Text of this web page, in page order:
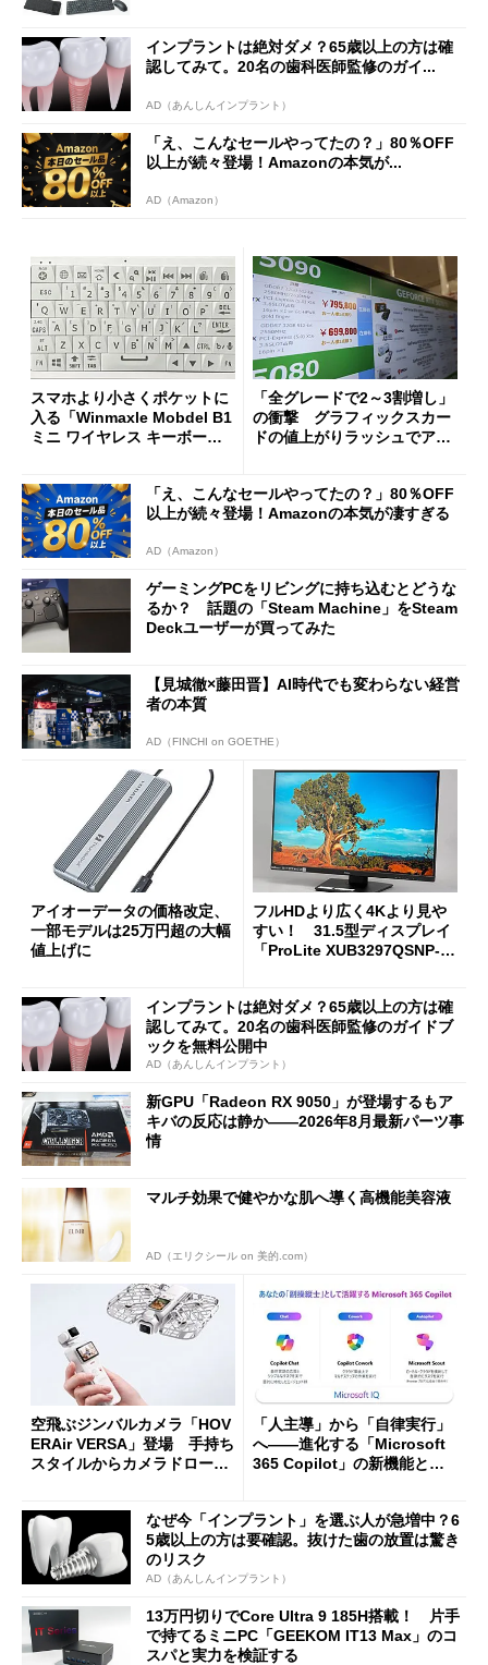
インプラントは絶対ダメ？65歳以上の方は確
認してみて。20名の歯科医師監修のガイ...
AD（あんしんインプラント）
「え、こんなセールやってたの？」80％OFF
以上が続々登場！Amazonの本気が...
AD（Amazon）
スマホより小さくポケットに
入る「Winmaxle Mobdel B1
ミニ ワイヤレス キーボー
「全グレードで2～3割増し」
の衝撃 グラフィックスカー
ドの値上がりラッシュでアキ
「え、こんなセールやってたの？」80％OFF
以上が続々登場！Amazonの本気が凄すぎる
AD（Amazon）
ゲーミングPCをリビングに持ち込むとどうな
るか？ 話題の「Steam Machine」をSteam
Deckユーザーが買ってみた
【見城徹×藤田晋】AI時代でも変わらない経営
者の本質
AD（FINCHI on GOETHE）
アイオーデータの価格改定、
一部モデルは25万円超の大幅
値上げに
フルHDより広く4Kより見や
すい！ 31.5型ディスプレイ
「ProLite XUB3297QSNP-B
インプラントは絶対ダメ？65歳以上の方は確
認してみて。20名の歯科医師監修のガイドブ
ックを無料公開中
AD（あんしんインプラント）
新GPU「Radeon RX 9050」が登場するもア
キバの反応は静か――2026年8月最新パーツ事
情
マルチ効果で健やかな肌へ導く高機能美容液
AD（エリクシール on 美的.com）
空飛ぶジンバルカメラ「HOV
ERAir VERSA」登場 手持ち
スタイルからカメラドローン
「人主導」から「自律実行」
へ――進化する「Microsoft
365 Copilot」の新機能とエ
なぜ今「インプラント」を選ぶ人が急増中？6
5歳以上の方は要確認。抜けた歯の放置は驚き
のリスク
AD（あんしんインプラント）
13万円切りでCore Ultra 9 185H搭載！ 片手
で持てるミニPC「GEEKOM IT13 Max」のコ
スパと実力を検証する